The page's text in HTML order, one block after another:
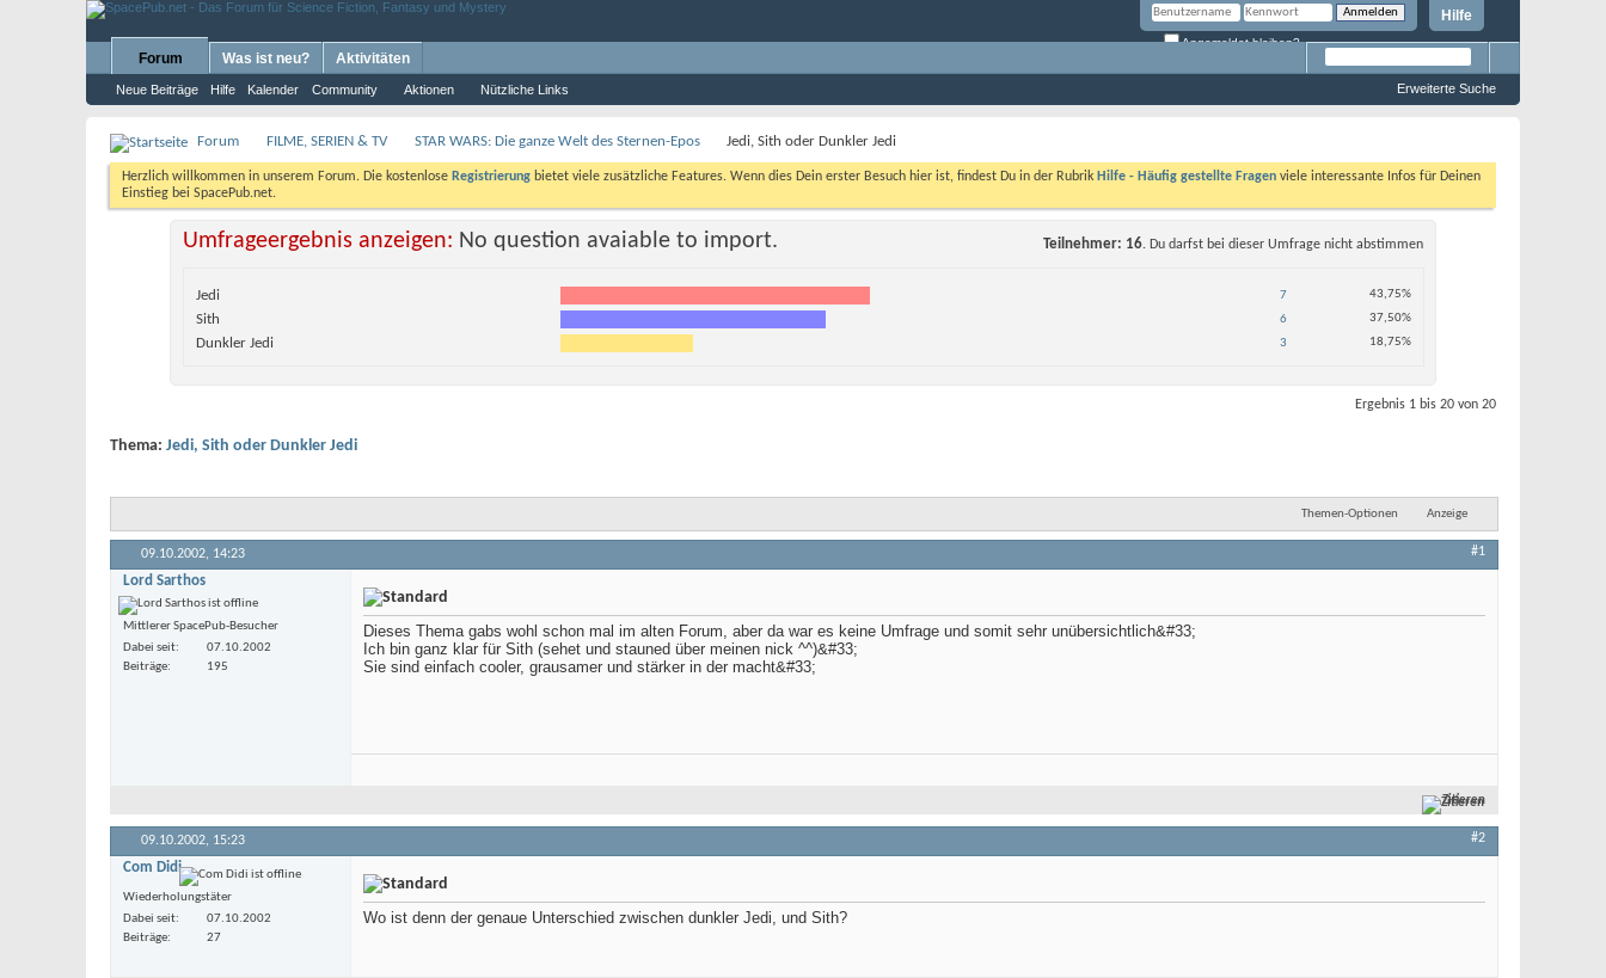
Hilfe
Angemeldet bleiben?
Forum
Neue Beiträge Hilfe Kalender Community Aktionen Nützliche Links
Was ist neu? Aktivitäten
Erweiterte Suche
Forum FILME, SERIEN & TV STAR WARS: Die ganze Welt des Sternen-Epos Jedi, Sith oder Dunkler Jedi
Herzlich willkommen in unserem Forum. Die kostenlose Registrierung bietet viele zusätzliche Features. Wenn dies Dein erster Besuch hier ist, findest Du in der Rubrik Hilfe - Häufig gestellte Fragen viele interessante Infos für Deinen
Einstieg bei SpacePub.net.
Umfrageergebnis anzeigen: No question avaiable to import. Teilnehmer 16. Du darfst bei dieser Umfrage nicht abstimmen
Jedi 7 43,75%
Sith 6 37,50%
Dunkler Jedi 3 18,75%
Ergebnis 1 bis 20 von 20
Thema: Jedi, Sith oder Dunkler Jedi
Themen-Optionen Anzeige
09.10.2002, 14:23 #1
Lord Sarthos
Mittlerer SpacePub-Besucher
Dabei seit
07.10.2002
Beiträge
195
Dieses Thema gabs wohl schon mal im alten Forum, aber da war es keine Umfrage und somit sehr unübersichtlich&#33;
Ich bin ganz klar für Sith (sehet und stauned über meinen nick ^^)&#33;
Sie sind einfach cooler, grausamer und stärker in der macht&#33;
Zitieren
09.10.2002, 15:23 #2
Com Didi
Wiederholungstäter
Dabei seit
07.10.2002
Beiträge
27
Wo ist denn der genaue Unterschied zwischen dunkler Jedi, und Sith?